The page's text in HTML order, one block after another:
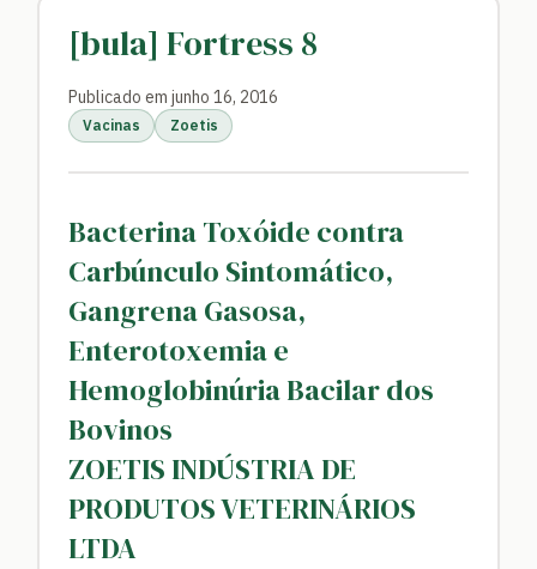
[bula] Fortress 8
Publicado em junho 16, 2016
Vacinas Zoetis
Bacterina Toxóide contra
Carbúnculo Sintomático,
Gangrena Gasosa,
Enterotoxemia e
Hemoglobinúria Bacilar dos
Bovinos
ZOETIS INDÚSTRIA DE
PRODUTOS VETERINÁRIOS
LTDA